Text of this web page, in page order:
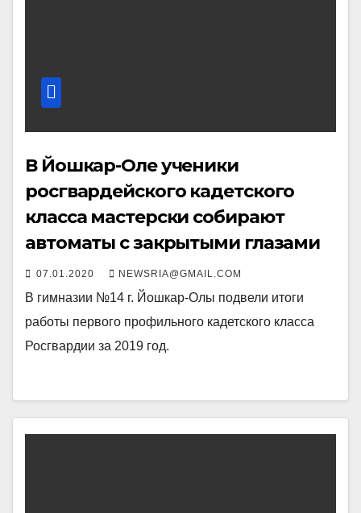
В Йошкар-Оле ученики
росгвардейского кадетского
класса мастерски собирают
автоматы с закрытыми глазами
07.01.2020 NEWSRIA@GMAIL.COM
В гимназии №14 г. Йошкар-Олы подвели итоги
работы первого профильного кадетского класса
Росгвардии за 2019 год.